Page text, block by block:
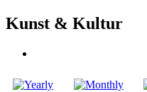
Kunst & Kultur